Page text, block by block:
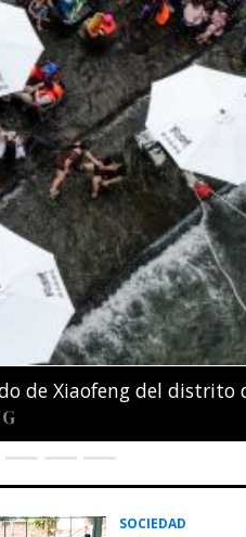
sostienen sus
en Nairobi.
SOCIEDAD